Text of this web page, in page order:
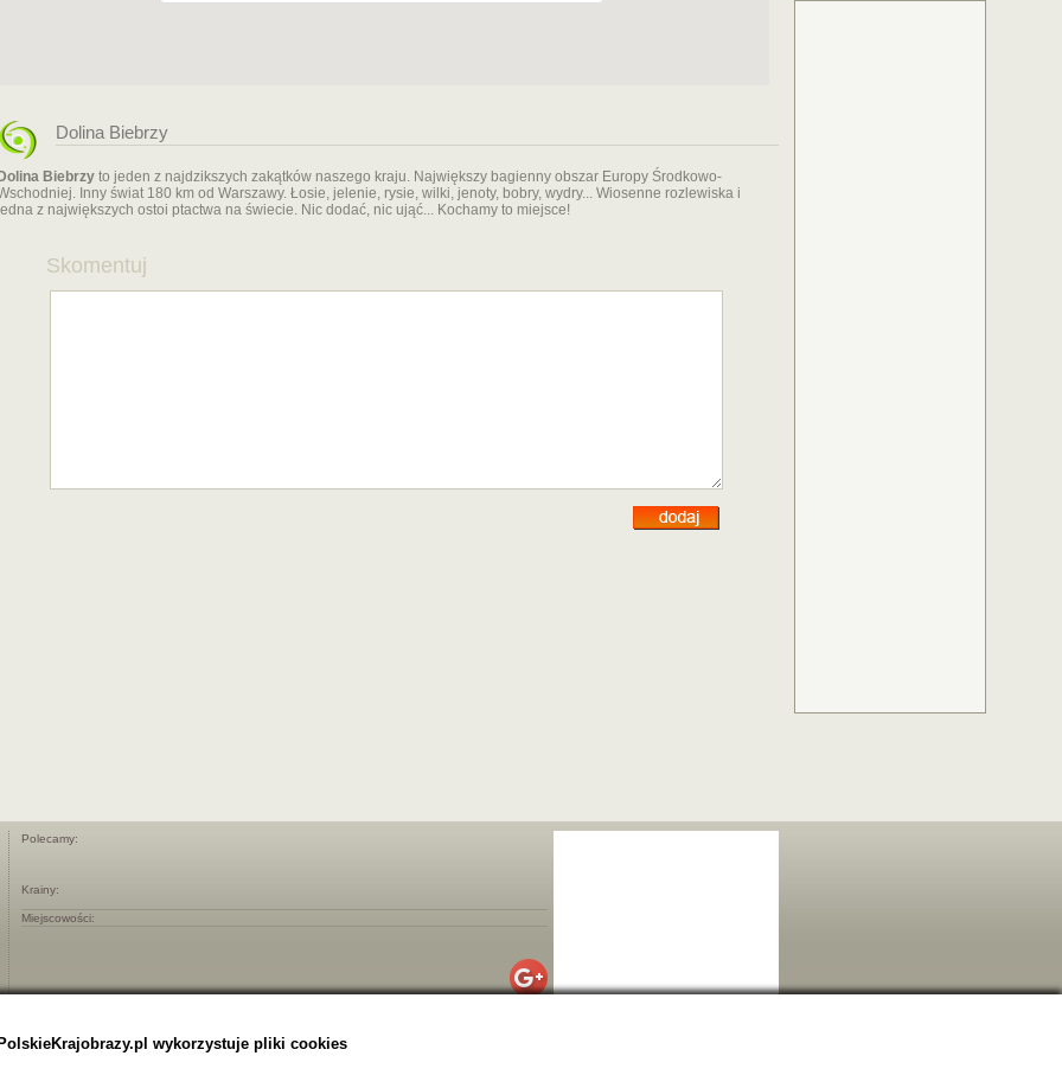
Dolina Biebrzy
Biebrzy to jeden z najdzikszych zakątków naszego kraju. Największy bagienny obszar Europy Środkowo-
Inny świat 180 km od Warszawy. Łosie, jelenie, rysie, wilki, jenoty, bobry, wydry... Wiosenne rozlewiska i
z największych ostoi ptactwa na świecie. Nic dodać, nic ująć... Kochamy to miejsce!
Skomentuj
Polecamy:
Krainy:
Miejscowości:
wykorzystuje pliki cookies